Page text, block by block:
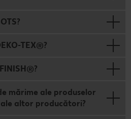
TEX®?
mărime ale produselor
altor producători?